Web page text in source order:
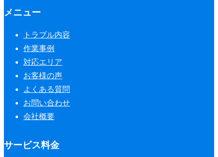
メニュー
トラブル内容
作業事例
対応エリア
お客様の声
よくある質問
お問い合わせ
会社概要
サービス料金